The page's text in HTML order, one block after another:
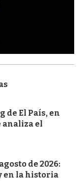
de El País, en
analiza el
de 2026:
en la historia